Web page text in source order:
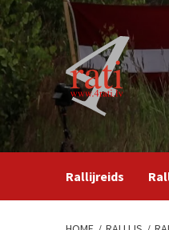
Skip
to
content
Rallijreids